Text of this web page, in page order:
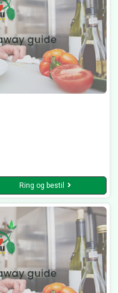
Ring og bestil